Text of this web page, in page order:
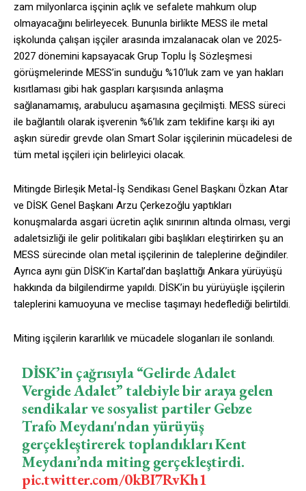
zam milyonlarca işçinin açlık ve sefalete mahkum olup
olmayacağını belirleyecek. Bununla birlikte MESS ile metal
işkolunda çalışan işçiler arasında imzalanacak olan ve 2025-
2027 dönemini kapsayacak Grup Toplu İş Sözleşmesi
görüşmelerinde MESS’in sunduğu %10’luk zam ve yan hakları
kısıtlaması gibi hak gaspları karşısında anlaşma
sağlanamamış, arabulucu aşamasına geçilmişti. MESS süreci
ile bağlantılı olarak işverenin %6’lık zam teklifine karşı iki ayı
aşkın süredir grevde olan Smart Solar işçilerinin mücadelesi de
tüm metal işçileri için belirleyici olacak.
Mitingde Birleşik Metal-İş Sendikası Genel Başkanı Özkan Atar
ve DİSK Genel Başkanı Arzu Çerkezoğlu yaptıkları
konuşmalarda asgari ücretin açlık sınırının altında olması, vergi
adaletsizliği ile gelir politikaları gibi başlıkları eleştirirken şu an
MESS sürecinde olan metal işçilerinin de taleplerine değindiler.
Ayrıca aynı gün DİSK’in Kartal’dan başlattığı Ankara yürüyüşü
hakkında da bilgilendirme yapıldı. DİSK’in bu yürüyüşle işçilerin
taleplerini kamuoyuna ve meclise taşımayı hedeflediği belirtildi.
Miting işçilerin kararlılık ve mücadele sloganları ile sonlandı.
DİSK’in çağrısıyla “Gelirde Adalet
Vergide Adalet” talebiyle bir araya gelen
sendikalar ve sosyalist partiler Gebze
Trafo Meydanı'ndan yürüyüş
gerçekleştirerek toplandıkları Kent
Meydanı’nda miting gerçekleştirdi.
pic.twitter.com/0kBI7RvKh1